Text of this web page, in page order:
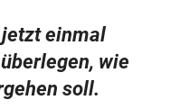
jetzt einmal
wie
soll.